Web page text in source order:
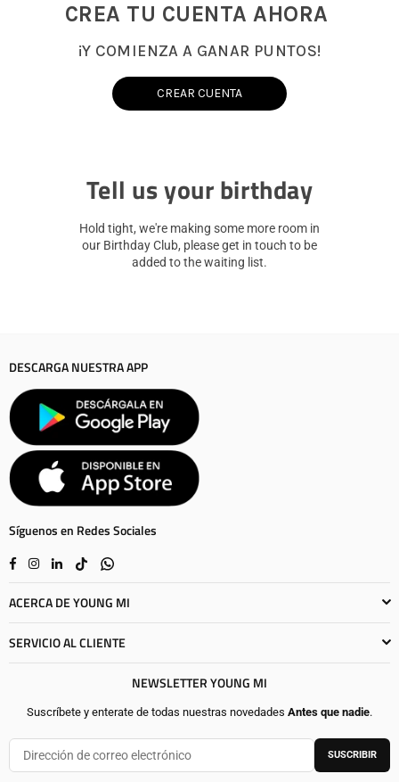
CREA TU CUENTA AHORA
¡Y COMIENZA A GANAR PUNTOS!
CREAR CUENTA
Tell us your birthday
Hold tight, we're making some more room in
our Birthday Club, please get in touch to be
added to the waiting list.
DESCARGA NUESTRA APP
Síguenos en Redes Sociales
FacebookInstagram
LinkedinTikTokWhatsapp
ACERCA DE YOUNG MI
SERVICIO AL CLIENTE
NEWSLETTER YOUNG MI
Suscríbete y enterate de todas nuestras novedades Antes que nadie.
SUSCRIBIR